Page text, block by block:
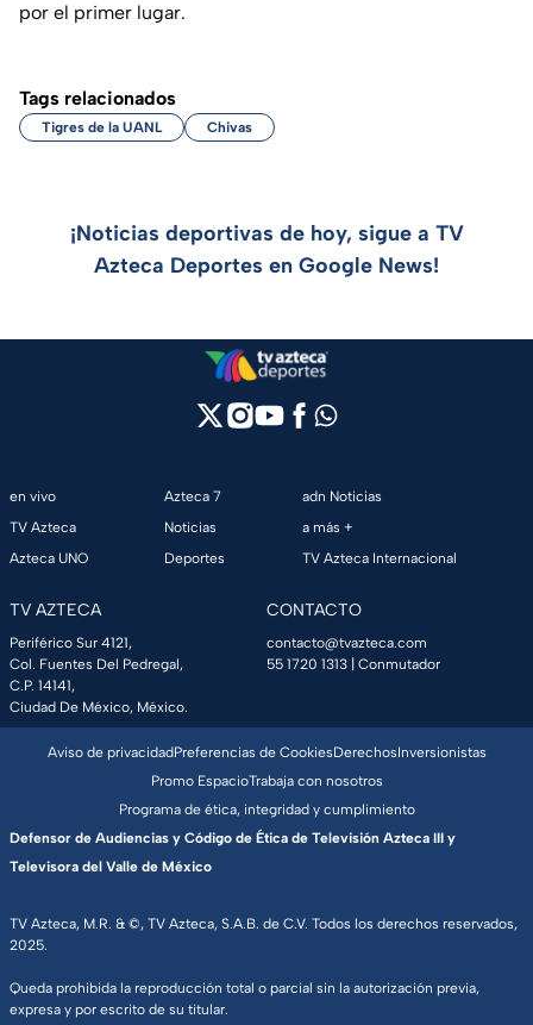
por el primer lugar.
Tags relacionados
Tigres de la UANL Chivas
¡Noticias deportivas de hoy, sigue a TV
Azteca Deportes en Google News!
en vivo
TV Azteca
Azteca UNO
Azteca 7
Noticias
Deportes
adn Noticias
a más +
TV Azteca Internacional
TV AZTECA
Periférico Sur 4121,
Col. Fuentes Del Pedregal,
C.P. 14141,
Ciudad De México, México.
CONTACTO
contacto@tvazteca.com
55 1720 1313 | Conmutador
TV Azteca, M.R. & ©, TV Azteca, S.A.B. de C.V. Todos los derechos reservados,
2025.
Queda prohibida la reproducción total o parcial sin la autorización previa,
expresa y por escrito de su titular.
Aviso de privacidadPreferencias de CookiesDerechosInversionistas
Promo EspacioTrabaja con nosotros
Programa de ética, integridad y cumplimiento
Defensor de Audiencias y Código de Ética de Televisión Azteca III y
Televisora del Valle de México